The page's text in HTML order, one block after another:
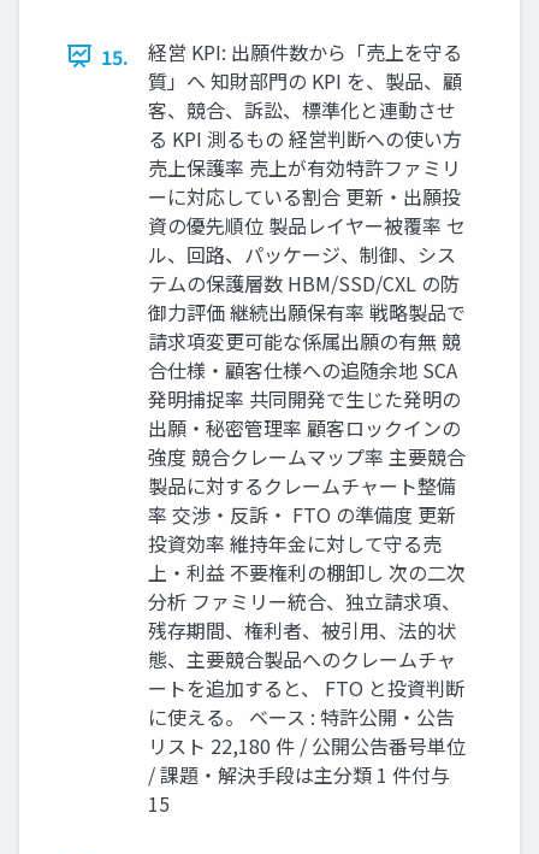
15.
経営 KPI: 出願件数から「売上を守る
質」へ 知財部門の KPI を、製品、顧
客、競合、訴訟、標準化と連動させ
る KPI 測るもの 経営判断への使い方
売上保護率 売上が有効特許ファミリ
ーに対応している割合 更新・出願投
資の優先順位 製品レイヤー被覆率 セ
ル、回路、パッケージ、制御、シス
テムの保護層数 HBM/SSD/CXL の防
御力評価 継続出願保有率 戦略製品で
請求項変更可能な係属出願の有無 競
合仕様・顧客仕様への追随余地 SCA
発明捕捉率 共同開発で生じた発明の
出願・秘密管理率 顧客ロックインの
強度 競合クレームマップ率 主要競合
製品に対するクレームチャート整備
率 交渉・反訴・ FTO の準備度 更新
投資効率 維持年金に対して守る売
上・利益 不要権利の棚卸し 次の二次
分析 ファミリー統合、独立請求項、
残存期間、権利者、被引用、法的状
態、主要競合製品へのクレームチャ
ートを追加すると、 FTO と投資判断
に使える。 ベース : 特許公開・公告
リスト 22,180 件 / 公開公告番号単位
/ 課題・解決手段は主分類 1 件付与
15